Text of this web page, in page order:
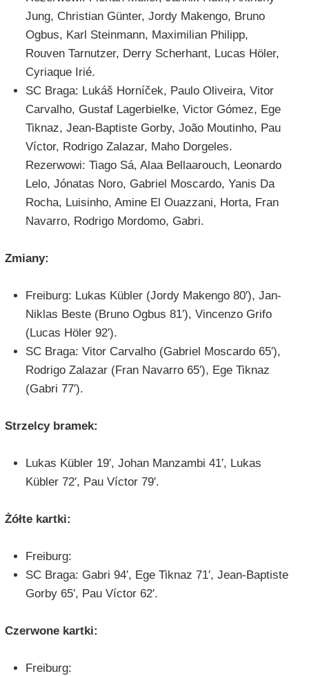
Jung, Christian Günter, Jordy Makengo, Bruno
Ogbus, Karl Steinmann, Maximilian Philipp,
Rouven Tarnutzer, Derry Scherhant, Lucas Höler,
Cyriaque Irié.
SC Braga: Lukáš Horníček, Paulo Oliveira, Vitor
Carvalho, Gustaf Lagerbielke, Victor Gómez, Ege
Tiknaz, Jean-Baptiste Gorby, João Moutinho, Pau
Víctor, Rodrigo Zalazar, Maho Dorgeles.
Rezerwowi: Tiago Sá, Alaa Bellaarouch, Leonardo
Lelo, Jónatas Noro, Gabriel Moscardo, Yanis Da
Rocha, Luisinho, Amine El Ouazzani, Horta, Fran
Navarro, Rodrigo Mordomo, Gabri.
Zmiany:
Freiburg: Lukas Kübler (Jordy Makengo 80′), Jan-
Niklas Beste (Bruno Ogbus 81′), Vincenzo Grifo
(Lucas Höler 92′).
SC Braga: Vitor Carvalho (Gabriel Moscardo 65′),
Rodrigo Zalazar (Fran Navarro 65′), Ege Tiknaz
(Gabri 77′).
Strzelcy bramek:
Lukas Kübler 19′, Johan Manzambi 41′, Lukas
Kübler 72′, Pau Víctor 79′.
Żółte kartki:
Freiburg:
SC Braga: Gabri 94′, Ege Tiknaz 71′, Jean-Baptiste
Gorby 65′, Pau Víctor 62′.
Czerwone kartki:
Freiburg: